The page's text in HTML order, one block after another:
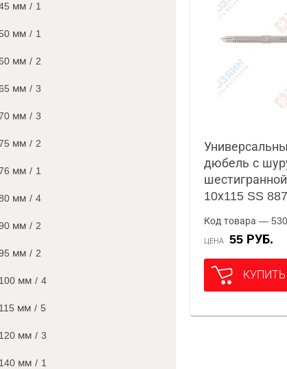
мм / 1
мм / 1
мм / 2
мм / 3
мм / 3
мм / 2
мм / 1
мм / 4
мм / 2
мм / 2
100 мм / 4
115 мм / 5
120 мм / 3
140 мм / 1
дюбель с
10х115 SS
Код товара —
ЦЕНА 55 РУБ.
КУПИТЬ